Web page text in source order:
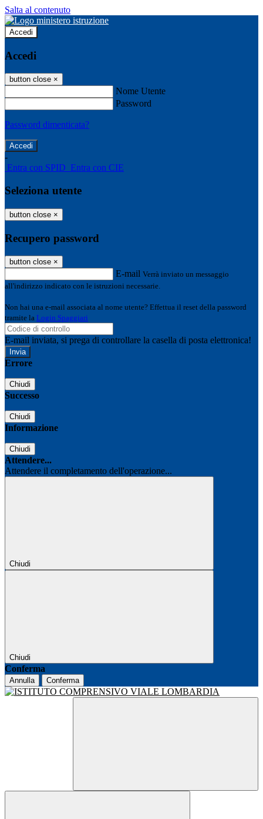
Salta al contenuto
Accedi
Accedi
button close ×
Nome Utente
Password
Password dimenticata?
-
Entra con SPID Entra con CIE
Seleziona utente
button close ×
Recupero password
button close ×
E-mail Verrà inviato un messaggio
all'indirizzo indicato con le istruzioni necessarie.
Non hai una e-mail associata al nome utente? Effettua il reset della password
tramite la Login Spaggiari
E-mail inviata, si prega di controllare la casella di posta elettronica!
Errore
Chiudi
Successo
Chiudi
Informazione
Chiudi
Attendere...
Attendere il completamento dell'operazione...
Chiudi
Chiudi
Conferma
Annulla Conferma